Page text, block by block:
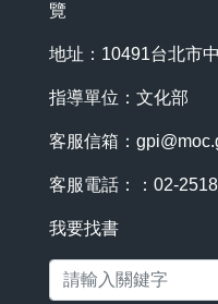
覽
地址：10491台北市
指導單位：文化部
客服信箱：
客服電話：：02-
我要找書